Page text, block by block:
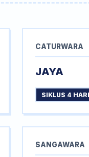
CATURWARA
JAYA
SIKLUS 4 HARI
SANGAWARA